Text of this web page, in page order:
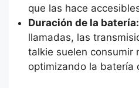
que las hace
Duración de la batería:
llamadas, las
talkie suelen consumir
optimizando la batería